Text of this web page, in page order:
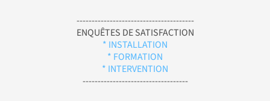
---------------------------------------
ENQUÊTES DE SATISFACTION
* INSTALLATION
* FORMATION
* INTERVENTION
-----------------------------------